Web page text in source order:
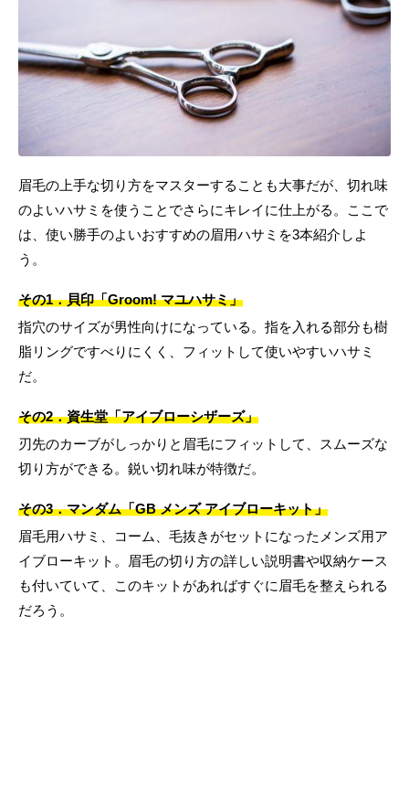
眉毛の上手な切り方をマスターすることも大事だが、切れ味
のよいハサミを使うことでさらにキレイに仕上がる。ここで
は、使い勝手のよいおすすめの眉用ハサミを3本紹介しよ
う。
その1．貝印「Groom! マユハサミ」
指穴のサイズが男性向けになっている。指を入れる部分も樹
脂リングですべりにくく、フィットして使いやすいハサミ
だ。
その2．資生堂「アイブローシザーズ」
刃先のカーブがしっかりと眉毛にフィットして、スムーズな
切り方ができる。鋭い切れ味が特徴だ。
その3．マンダム「GB メンズ アイブローキット」
眉毛用ハサミ、コーム、毛抜きがセットになったメンズ用ア
イブローキット。眉毛の切り方の詳しい説明書や収納ケース
も付いていて、このキットがあればすぐに眉毛を整えられる
だろう。